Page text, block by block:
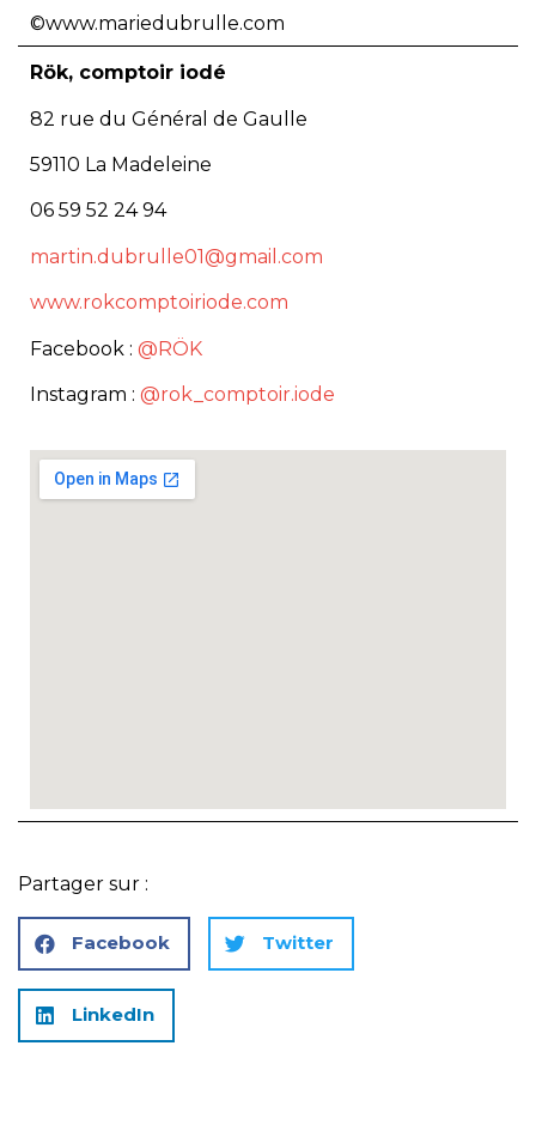
©www.mariedubrulle.com
Rök, comptoir iodé
82 rue du Général de Gaulle
59110 La Madeleine
06 59 52 24 94
martin.dubrulle01@gmail.com
www.rokcomptoiriode.com
Facebook : @RÖK
Instagram : @rok_comptoir.iode
Partager sur :
Facebook Twitter
LinkedIn